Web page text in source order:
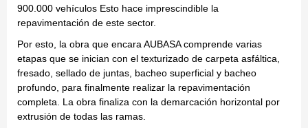
900.000 vehículos Esto hace imprescindible la
repavimentación de este sector.
Por esto, la obra que encara AUBASA comprende varias
etapas que se inician con el texturizado de carpeta asfáltica,
fresado, sellado de juntas, bacheo superficial y bacheo
profundo, para finalmente realizar la repavimentación
completa. La obra finaliza con la demarcación horizontal por
extrusión de todas las ramas.